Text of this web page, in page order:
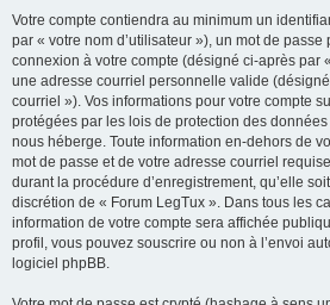
Votre compte contiendra au minimum un
par « votre nom d’utilisateur »), un mot de
connexion à votre compte (désigné ci-après par
une adresse courriel personnelle valide
courriel »). Vos informations pour votre compte
protégées par les lois de protection des
nous héberge. Toute information en-dehors de
mot de passe et de votre adresse courriel
durant la procédure d’enregistrement, qu’elle
discrétion de « Forum LegTux ». Dans tous les
information de votre compte sera affichée
profil, vous pouvez souscrire ou non à l’envoi
logiciel phpBB.